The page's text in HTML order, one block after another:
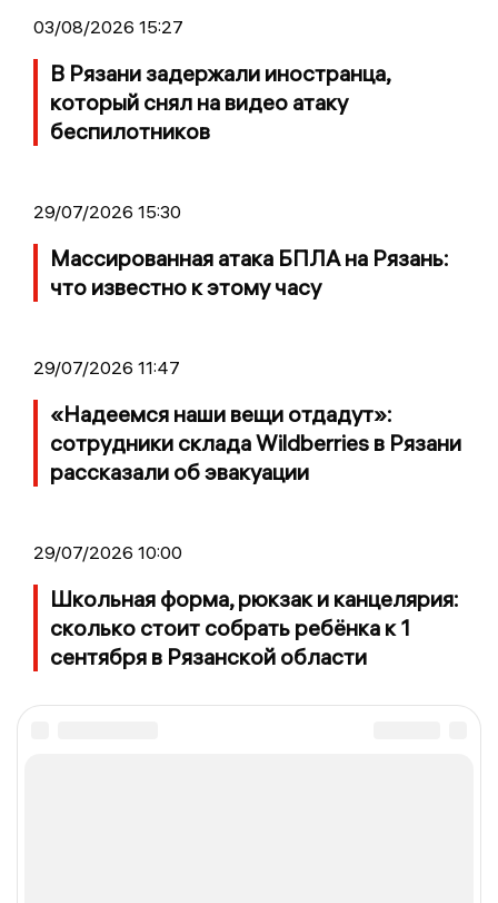
03/08/2026 15:27
В Рязани задержали иностранца,
который снял на видео атаку
беспилотников
29/07/2026 15:30
Массированная атака БПЛА на Рязань:
что известно к этому часу
29/07/2026 11:47
«Надеемся наши вещи отдадут»:
сотрудники склада Wildberries в Рязани
рассказали об эвакуации
29/07/2026 10:00
Школьная форма, рюкзак и канцелярия:
сколько стоит собрать ребёнка к 1
сентября в Рязанской области